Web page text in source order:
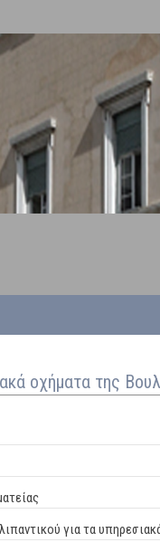
οχήματα της
για τα